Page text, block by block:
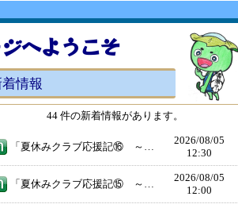
へようこそ
着情報
44 件の新着情報があります。
「夏休みクラブ応援記⑯ ～男子バスケットボール部～」（校長）
2026/08/05
12:30
「夏休みクラブ応援記⑮ ～女子バスケットボール部～」（校長）
2026/08/05
12:00